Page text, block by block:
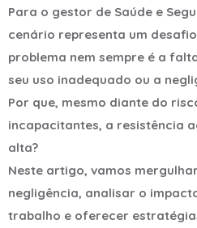
Para o gestor de Saúde e
cenário representa um
problema nem sempre é a
seu uso inadequado ou a
Por que, mesmo diante do
incapacitantes, a resistência
alta?
Neste artigo, vamos
negligência, analisar o
trabalho e oferecer